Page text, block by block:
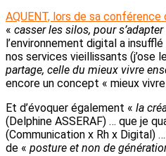
AQUENT, lors de sa conférence
« casser les silos, pour
l’environnement digital a
nos services vieillissants (j’ose
partage, celle du mieux vivre
encore un concept « mieux vivre
Et d’évoquer également « la
(Delphine ASSERAF) … que je
(Communication x Rh x Digital)
de « posture et non de